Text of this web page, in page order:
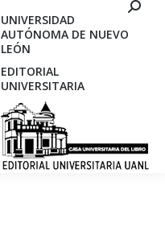
UNIVERSIDAD
AUTÓNOMA DE NUEVO
LEÓN
EDITORIAL
UNIVERSITARIA